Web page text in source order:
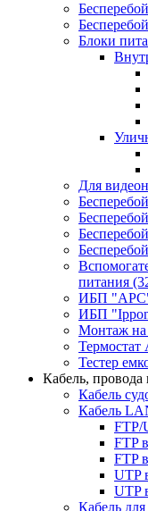
Блоки
Для
питания
ИБП
ИБП
Монтаж
Тестер
Кабель, провода
Кабель
Кабель
FTP/
FTP
FTP
UTP
UTP
Кабель